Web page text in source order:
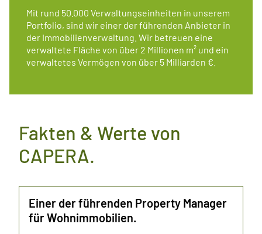
Mit rund 50.000 Verwaltungseinheiten in unserem
Portfolio, sind wir einer der führenden Anbieter in
der Immobilienverwaltung. Wir betreuen eine
verwaltete Fläche von über 2 Millionen m² und ein
verwaltetes Vermögen von über 5 Milliarden €.
Fakten & Werte von
CAPERA.
Einer der führenden Property Manager
für Wohnimmobilien.